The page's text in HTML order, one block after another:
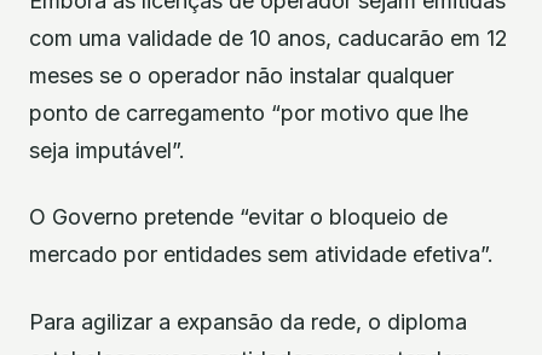
com uma validade de 10 anos, caducarão em 12
meses se o operador não instalar qualquer
ponto de carregamento “por motivo que lhe
seja imputável”.
O Governo pretende “evitar o bloqueio de
mercado por entidades sem atividade efetiva”.
Para agilizar a expansão da rede, o diploma